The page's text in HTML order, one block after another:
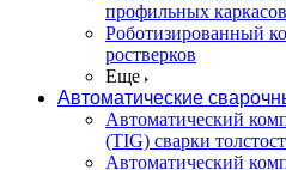
профильных каркасов
Роботизированный
ростверков
Еще
Автоматические
Автоматический
(TIG) сварки
Автоматический